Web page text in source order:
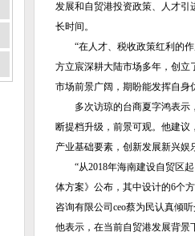
发展和自贸港投资政策、人才引
长时间。
“在人才、税收政策红利的作
方立宸深耕大陆市场多年，创立
市场前景广阔，期盼能发挥自身
多次访琼的台商夏字鸿表示，
断提档升级，前景可观。他建
产业基础要素，创新发展新兴
“从2018年海南建设自贸区起
体方案》公布，其中设计的6个
咨询有限公司ceo蔡为民认真倾
他表示，在当前自贸港发展背景